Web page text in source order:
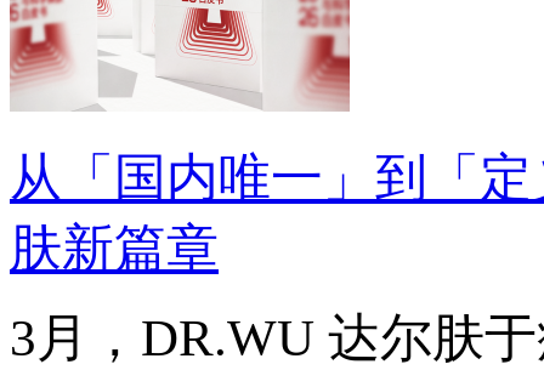
从「国内唯一」到「
肤新篇章
3月，DR.WU 达尔肤